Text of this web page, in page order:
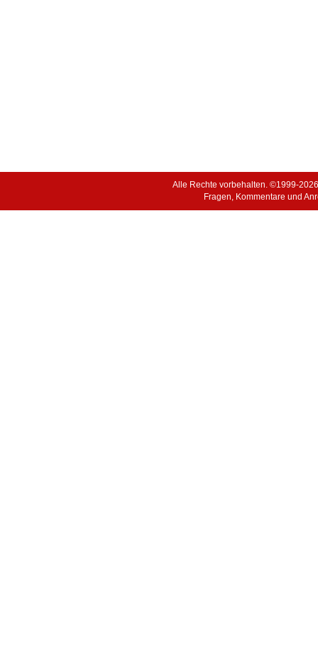
Alle Rechte vorbehalten. ©1999-
Fragen, Kommentare und